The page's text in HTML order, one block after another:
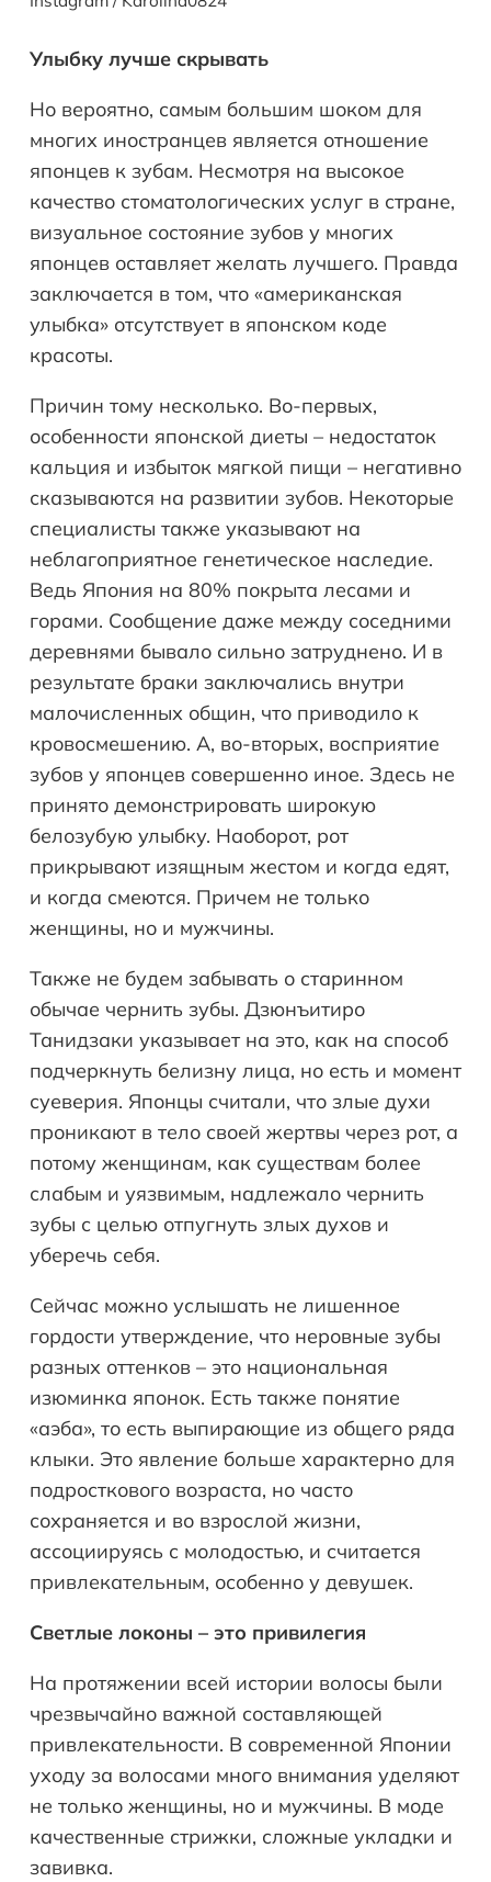
Улыбку лучше скрывать
Но вероятно, самым большим шоком для
многих иностранцев является отношение
японцев к зубам. Несмотря на высокое
качество стоматологических услуг в стране,
визуальное состояние зубов у многих
японцев оставляет желать лучшего. Правда
заключается в том, что «американская
улыбка» отсутствует в японском коде
красоты.
Причин тому несколько. Во-первых,
особенности японской диеты – недостаток
кальция и избыток мягкой пищи – негативно
сказываются на развитии зубов. Некоторые
специалисты также указывают на
неблагоприятное генетическое наследие.
Ведь Япония на 80% покрыта лесами и
горами. Сообщение даже между соседними
деревнями бывало сильно затруднено. И в
результате браки заключались внутри
малочисленных общин, что приводило к
кровосмешению. А, во-вторых, восприятие
зубов у японцев совершенно иное. Здесь не
принято демонстрировать широкую
белозубую улыбку. Наоборот, рот
прикрывают изящным жестом и когда едят,
и когда смеются. Причем не только
женщины, но и мужчины.
Также не будем забывать о старинном
обычае чернить зубы. Дзюнъитиро
Танидзаки указывает на это, как на способ
подчеркнуть белизну лица, но есть и момент
суеверия. Японцы считали, что злые духи
проникают в тело своей жертвы через рот, а
потому женщинам, как существам более
слабым и уязвимым, надлежало чернить
зубы с целью отпугнуть злых духов и
уберечь себя.
Сейчас можно услышать не лишенное
гордости утверждение, что неровные зубы
разных оттенков – это национальная
изюминка японок. Есть также понятие
«аэба», то есть выпирающие из общего ряда
клыки. Это явление больше характерно для
подросткового возраста, но часто
сохраняется и во взрослой жизни,
ассоциируясь с молодостью, и считается
привлекательным, особенно у девушек.
Светлые локоны – это привилегия
На протяжении всей истории волосы были
чрезвычайно важной составляющей
привлекательности. В современной Японии
уходу за волосами много внимания уделяют
не только женщины, но и мужчины. В моде
качественные стрижки, сложные укладки и
завивка.